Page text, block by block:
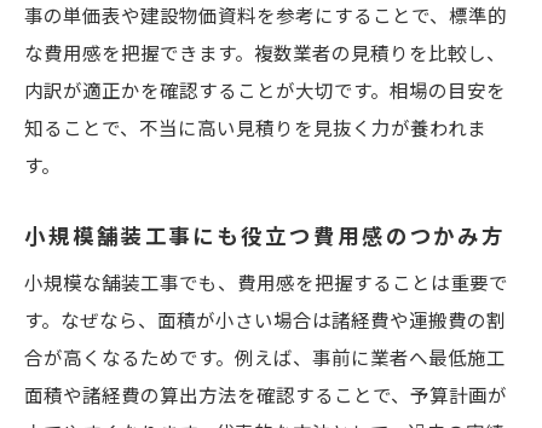
費用変動を踏まえ次の費用感把握へつなげ
る
アスファルト舗装の費用感を正しく把握するコ
ツ
説
る方法
見積書から読み取るアスファルト施工の費
用感
事の単価表や建設物価資料を参考にすることで、標準的
な費用感を把握できます。複数業者の見積りを比較し、
内訳が適正かを確認することが大切です。相場の目安を
知ることで、不当に高い見積りを見抜く力が養われま
す。
小規模舗装工事にも役立つ費用感のつかみ方
小規模な舗装工事でも、費用感を把握することは重要で
す。なぜなら、面積が小さい場合は諸経費や運搬費の割
合が高くなるためです。例えば、事前に業者へ最低施工
面積や諸経費の算出方法を確認することで、予算計画が